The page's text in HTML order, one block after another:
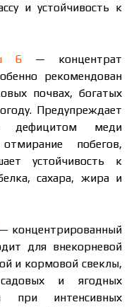
и устойчивость к
6 — концентрат
рекомендован
почвах, богатых
Предупреждает
дефицитом меди
побегов,
устойчивость к
сахара, жира и
— концентрированный
для внекорневой
и кормовой свеклы,
и ягодных
при интенсивных